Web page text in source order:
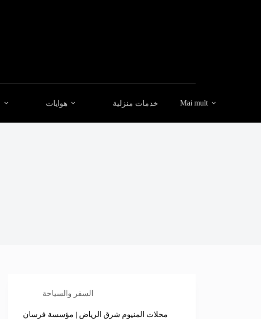
هوايات خدمات منزلية Mai mult
السفر والسياحة
محلات المنيوم شرق الرياض | مؤسسة فرسان